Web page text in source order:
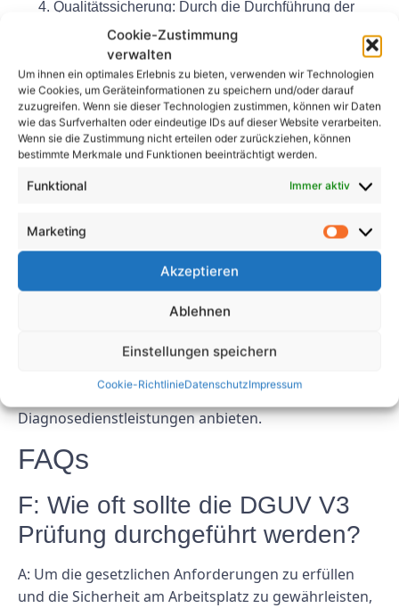
Cookie-Zustimmung
verwalten
Um ihnen ein optimales Erlebnis zu bieten, verwenden wir Technologien
wie Cookies, um Geräteinformationen zu speichern und/oder darauf
zuzugreifen. Wenn sie dieser Technologien zustimmen, können wir Daten
wie das Surfverhalten oder eindeutige IDs auf dieser Website verarbeiten.
Wenn sie die Zustimmung nicht erteilen oder zurückziehen, können
bestimmte Merkmale und Funktionen beeinträchtigt werden.
Funktional Immer aktiv
Marketing
Akzeptieren
Ablehnen
Einstellungen speichern
Cookie-RichtlinieDatenschutzImpressum
Qualitätssicherung: Durch die Durchführung der
DGUV V3-Prüfung können Organisationen ihr
Engagement für Qualitätssicherung und
Patientensicherheit unter Beweis stellen. Es trägt
auch dazu bei, Vertrauen bei Interessengruppen
und Patienten aufzubauen, indem sichergestellt
wird, dass die Ausrüstung den erforderlichen
Standards entspricht.
Abschluss
Insgesamt ist die DGUV V3-Prüfung ein
entscheidender Prozess in der Labordiagnostik, der
die Sicherheit, Konformität, Zuverlässigkeit und
Qualität der Laborgeräte gewährleistet. Durch die
Behebung aller festgestellten Probleme können
und den Patienten qualitativ hochwertige
Diagnosedienstleistungen anbieten.
FAQs
F: Wie oft sollte die DGUV V3
Prüfung durchgeführt werden?
A: Um die gesetzlichen Anforderungen zu erfüllen
und die Sicherheit am Arbeitsplatz zu gewährleisten,